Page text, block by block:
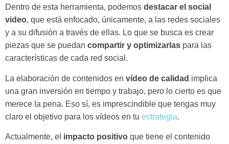
Dentro de esta herramienta, podemos destacar el social
video, que está enfocado, únicamente, a las redes sociales
y a su difusión a través de ellas. Lo que se busca es crear
piezas que se puedan compartir y optimizarlas para las
características de cada red social.
La elaboración de contenidos en vídeo de calidad implica
una gran inversión en tiempo y trabajo, pero lo cierto es que
merece la pena. Eso sí, es imprescindible que tengas muy
claro el objetivo para los vídeos en tu estrategia.
Actualmente, el impacto positivo que tiene el contenido